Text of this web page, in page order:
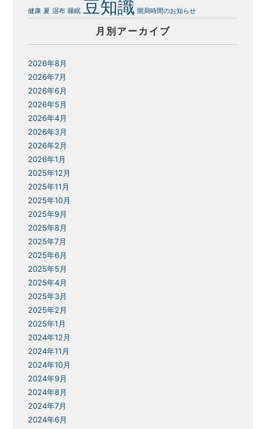
健康 夏 湿布 睡眠 豆知識 開局時間のお知らせ
月別アーカイブ
2026年8月
2026年7月
2026年6月
2026年5月
2026年4月
2026年3月
2026年2月
2026年1月
2025年12月
2025年11月
2025年10月
2025年9月
2025年8月
2025年7月
2025年6月
2025年5月
2025年4月
2025年3月
2025年2月
2025年1月
2024年12月
2024年11月
2024年10月
2024年9月
2024年8月
2024年7月
2024年6月